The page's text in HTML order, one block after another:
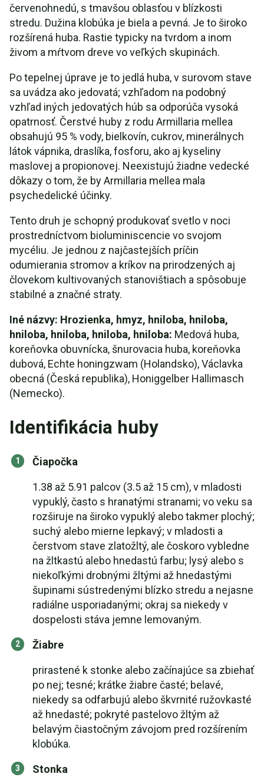
Recept: Armillaria mellea s dusenými klobúčikmi a
stonkami
Recept: Medovo-balzamikové cesnakové huby
Recept: Medové huby Stir Fry
Recept: Bravčové kotlety s medovou glazúrou a
hubami
Medové pirohy s hubami
Armillaria mellea Video
červenohnedú, s tmavšou oblasťou v blízkosti
stredu. Dužina klobúka je biela a pevná. Je to široko
rozšírená huba. Rastie typicky na tvrdom a inom
živom a mŕtvom dreve vo veľkých skupinách.
Po tepelnej úprave je to jedlá huba, v surovom stave
sa uvádza ako jedovatá; vzhľadom na podobný
vzhľad iných jedovatých húb sa odporúča vysoká
opatrnosť. Čerstvé huby z rodu Armillaria mellea
obsahujú 95 % vody, bielkovín, cukrov, minerálnych
látok vápnika, draslíka, fosforu, ako aj kyseliny
maslovej a propionovej. Neexistujú žiadne vedecké
dôkazy o tom, že by Armillaria mellea mala
psychedelické účinky.
Tento druh je schopný produkovať svetlo v noci
prostredníctvom bioluminiscencie vo svojom
mycéliu. Je jednou z najčastejších príčin
odumierania stromov a kríkov na prirodzených aj
človekom kultivovaných stanovištiach a spôsobuje
stabilné a značné straty.
Iné názvy: Hrozienka, hmyz, hniloba, hniloba,
hniloba, hniloba, hniloba, hniloba: Medová huba,
koreňovka obuvnícka, šnurovacia huba, koreňovka
dubová, Echte honingzwam (Holandsko), Václavka
obecná (Česká republika), Honiggelber Hallimasch
(Nemecko).
Identifikácia huby
Čiapočka
1.38 až 5.91 palcov (3.5 až 15 cm), v mladosti
vypuklý, často s hranatými stranami; vo veku sa
rozširuje na široko vypuklý alebo takmer plochý;
suchý alebo mierne lepkavý; v mladosti a
čerstvom stave zlatožltý, ale čoskoro vybledne
na žltkastú alebo hnedastú farbu; lysý alebo s
niekoľkými drobnými žltými až hnedastými
šupinami sústredenými blízko stredu a nejasne
radiálne usporiadanými; okraj sa niekedy v
dospelosti stáva jemne lemovaným.
Žiabre
prirastené k stonke alebo začínajúce sa zbiehať
po nej; tesné; krátke žiabre časté; belavé,
niekedy sa odfarbujú alebo škvrnité ružovkasté
až hnedasté; pokryté pastelovo žltým až
belavým čiastočným závojom pred rozšírením
klobúka.
Stonka